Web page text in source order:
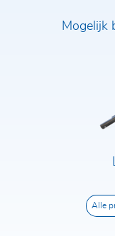
Mogelijk
Alle